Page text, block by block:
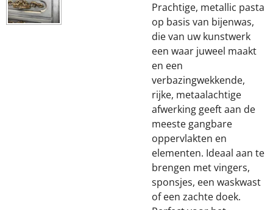
Prachtige, metallic pasta
op basis van bijenwas,
die van uw kunstwerk
een waar juweel maakt
en een
verbazingwekkende,
rijke, metaalachtige
afwerking geeft aan de
meeste gangbare
oppervlakten en
elementen. Ideaal aan te
brengen met vingers,
sponsjes, een waskwast
of een zachte doek.